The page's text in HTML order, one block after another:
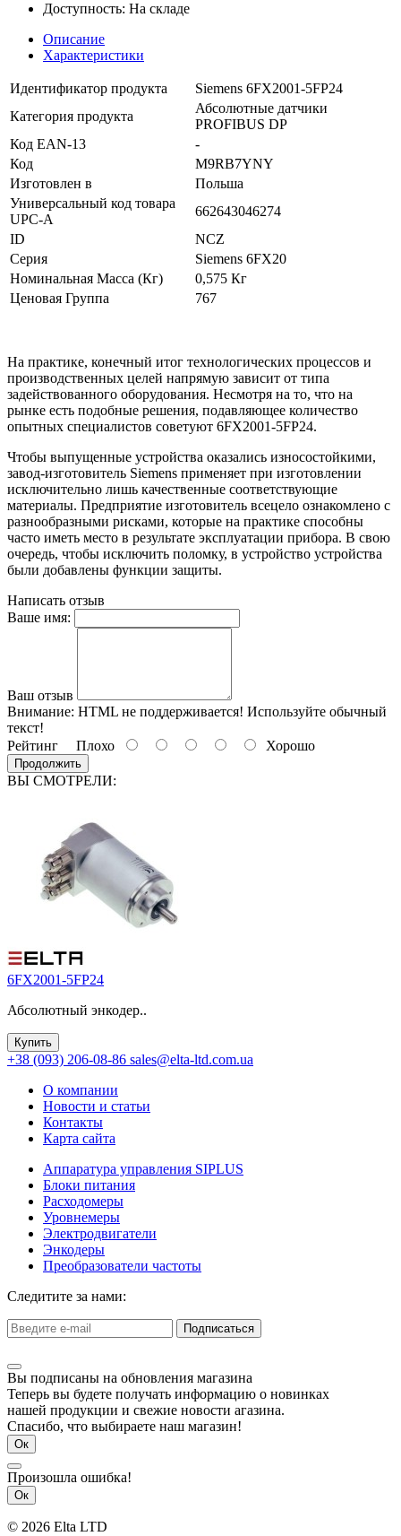
Доступность: На складе
Описание
Характеристики
Идентификатор продукта
Siemens 6FX2001-5FP24
Категория продукта
Абсолютные датчики
PROFIBUS DP
Код EAN-13
-
Код
M9RB7YNY
Изготовлен в
Польша
Универсальный код товара
UPC-A
662643046274
ID
NCZ
Серия
Siemens 6FX20
Номинальная Масса (Кг)
0,575 Кг
Ценовая Группа
767
На практике, конечный итог технологических процессов и
производственных целей напрямую зависит от типа
задействованного оборудования. Несмотря на то, что на
рынке есть подобные решения, подавляющее количество
опытных специалистов советуют 6FX2001-5FP24.
Чтобы выпущенные устройства оказались износостойкими,
завод-изготовитель Siemens применяет при изготовлении
исключительно лишь качественные соответствующие
материалы. Предприятие изготовитель всецело ознакомлено с
разнообразными рисками, которые на практике способны
часто иметь место в результате эксплуатации прибора. В свою
очередь, чтобы исключить поломку, в устройство устройства
были добавлены функции защиты.
Написать отзыв
Ваше имя:
Ваш отзыв
Внимание: HTML не поддерживается! Используйте обычный
текст!
Рейтинг Плохо Хорошо
Продолжить
ВЫ СМОТРЕЛИ:
6FX2001-5FP24
Абсолютный энкодер..
Купить
+38 (093) 206-08-86 sales@elta-ltd.com.ua
О компании
Новости и статьи
Контакты
Карта сайта
Аппаратура управления SIPLUS
Блоки питания
Расходомеры
Уровнемеры
Электродвигатели
Энкодеры
Преобразователи частоты
Следитите за нами:
Подписаться
Вы подписаны на обновления магазина
Теперь вы будете получать информацию о новинках
нашей продукции и свежие новости агазина.
Спасибо, что выбираете наш магазин!
Ок
Произошла ошибка!
Ок
© 2026 Elta LTD